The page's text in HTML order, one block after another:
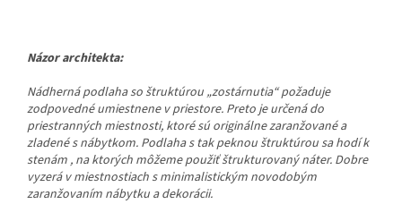
Názor architekta:
Nádherná podlaha so štruktúrou „zostárnutia“ požaduje
zodpovedné umiestnene v priestore. Preto je určená do
priestranných miestnosti, ktoré sú originálne zaranžované a
zladené s nábytkom. Podlaha s tak peknou štruktúrou sa hodí k
stenám , na ktorých môžeme použiť štrukturovaný náter. Dobre
vyzerá v miestnostiach s minimalistickým novodobým
zaranžovaním nábytku a dekorácii.